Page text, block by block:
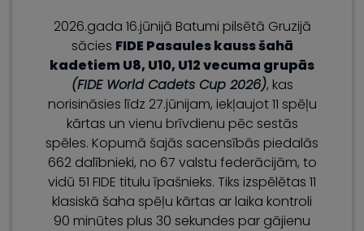
2026.gada 16.jūnijā Batumi pilsētā Gruzijā
sācies FIDE Pasaules kauss šahā
kadetiem U8, U10, U12 vecuma grupās
(FIDE World Cadets Cup 2026), kas
norisināsies līdz 27.jūnijam, iekļaujot 11 spēļu
kārtas un vienu brīvdienu pēc sestās
spēles. Kopumā šajās sacensībās piedalās
662 dalībnieki, no 67 valstu federācijām, to
vidū 51 FIDE titulu īpašnieks. Tiks izspēlētas 11
klasiskā šaha spēļu kārtas ar laika kontroli
90 minūtes plus 30 sekundes par gājienu